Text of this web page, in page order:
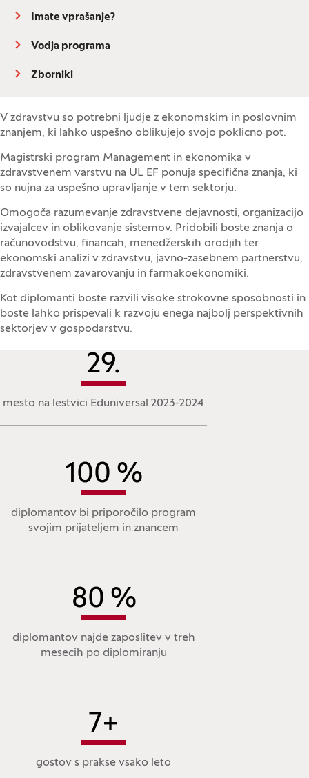
Imate vprašanje?
Vodja programa
Zborniki
V zdravstvu so potrebni ljudje z ekonomskim in poslovnim
znanjem, ki lahko uspešno oblikujejo svojo poklicno pot.
Magistrski program Management in ekonomika v
zdravstvenem varstvu na UL EF ponuja specifična znanja, ki
so nujna za uspešno upravljanje v tem sektorju.
Omogoča razumevanje zdravstvene dejavnosti, organizacijo
izvajalcev in oblikovanje sistemov. Pridobili boste znanja o
računovodstvu, financah, menedžerskih orodjih ter
ekonomski analizi v zdravstvu, javno-zasebnem partnerstvu,
zdravstvenem zavarovanju in farmakoekonomiki.
Kot diplomanti boste razvili visoke strokovne sposobnosti in
boste lahko prispevali k razvoju enega najbolj perspektivnih
sektorjev v gospodarstvu.
29.
mesto na lestvici Eduniversal 2023-2024
100 %
diplomantov bi priporočilo program
svojim prijateljem in znancem
80 %
diplomantov najde zaposlitev v treh
mesecih po diplomiranju
7+
gostov s prakse vsako leto